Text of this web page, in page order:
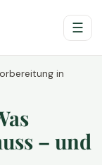
☰
in
– und